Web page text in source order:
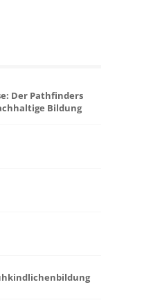
Der Pathfinders
Bildung